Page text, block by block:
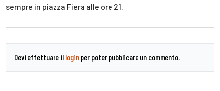
sempre in piazza Fiera alle ore 21.
Devi effettuare il login per poter pubblicare un commento.